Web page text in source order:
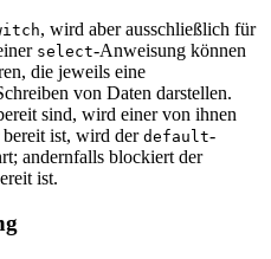
, wird aber ausschließlich für
select-Anweisung können
die jeweils eine
von Daten darstellen.
sind, wird einer von ihnen
ist, wird derdefault-
andernfalls blockiert der
ist.